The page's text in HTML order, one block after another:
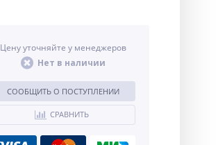
Цену уточняйте у менеджеров
Нет в наличии
СООБЩИТЬ О ПОСТУПЛЕНИИ
СРАВНИТЬ